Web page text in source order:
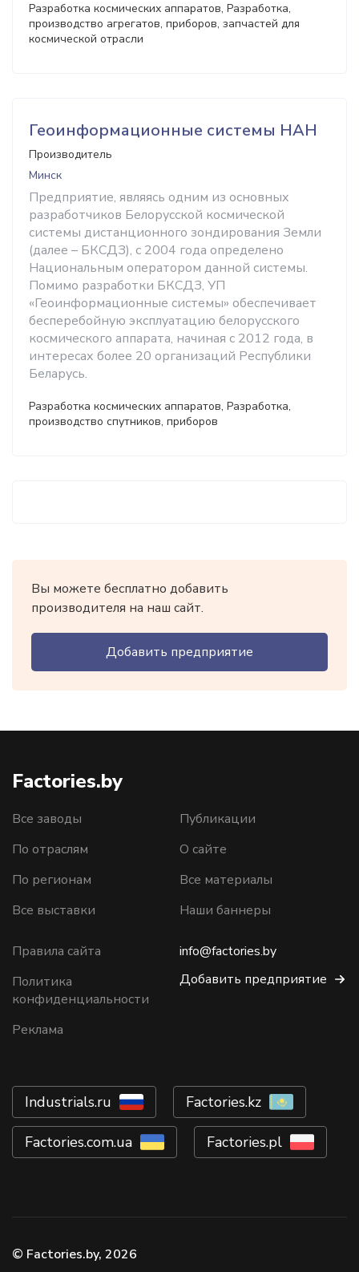
Разработка космических аппаратов, Разработка,
производство агрегатов, приборов, запчастей для
космической отрасли
Геоинформационные системы НАН
Производитель
Минск
Предприятие, являясь одним из основных
разработчиков Белорусской космической
системы дистанционного зондирования Земли
(далее – БКСДЗ), с 2004 года определено
Национальным оператором данной системы.
Помимо разработки БКСДЗ, УП
«Геоинформационные системы» обеспечивает
бесперебойную эксплуатацию белорусского
космического аппарата, начиная с 2012 года, в
интересах более 20 организаций Республики
Беларусь.
Разработка космических аппаратов, Разработка,
производство спутников, приборов
Вы можете бесплатно добавить
производителя на наш сайт.
Добавить предприятие
Factories.by
Все заводы
По отраслям
По регионам
Все выставки
Публикации
О сайте
Все материалы
Наши баннеры
Правила сайта
Политика
конфиденциальности
Реклама
info@factories.by
Добавить предприятие
Industrials.ru Factories.kz
Factories.com.ua Factories.pl
© Factories.by, 2026